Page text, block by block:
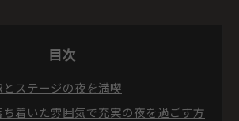
目次
ステージの夜を満喫
ち着いた雰囲気で充実の夜を過ごす方